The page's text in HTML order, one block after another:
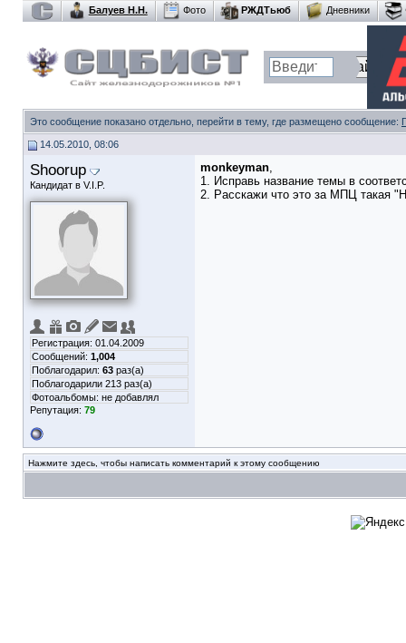
Балуев Н.Н. Фото РЖДТьюб Дневники
Это сообщение показано отдельно, перейти в тему, где размещено сообщение:
14.05.2010, 08:06
Shoorup
Кандидат в V.I.P.
Регистрация: 01.04.2009
Сообщений: 1,004
Поблагодарил: 63 раз(а)
Поблагодарили 213 раз(а)
Фотоальбомы: не добавлял
Репутация: 79
monkeyman,
1. Исправь название темы в
2. Расскажи что это за МПЦ такая
Нажмите здесь, чтобы написать комментарий к этому сообщению